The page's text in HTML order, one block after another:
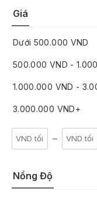
Giá
Dưới 500.000 VND
500.000 VND -
1.000.000 VND -
3.000.000 VND+
Nồng Độ